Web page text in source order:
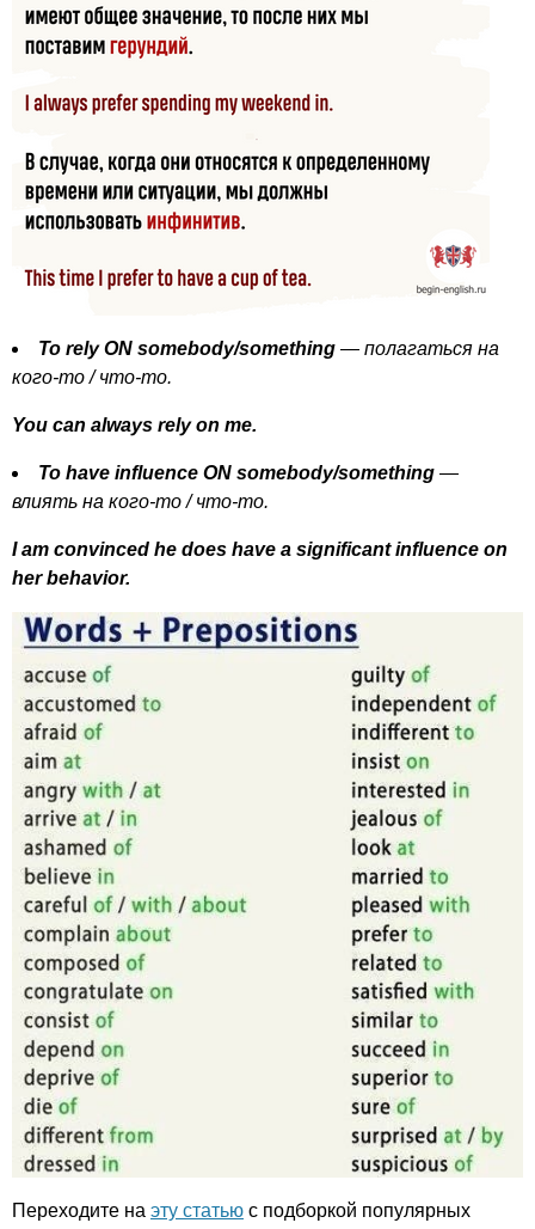
To rely ON somebody/something — полагаться на
кого-то / что-то.
You can always rely on me.
To have influence ON somebody/something —
влиять на кого-то / что-то.
I am convinced he does have a significant influence on
her behavior.
Переходите на эту статью с подборкой популярных